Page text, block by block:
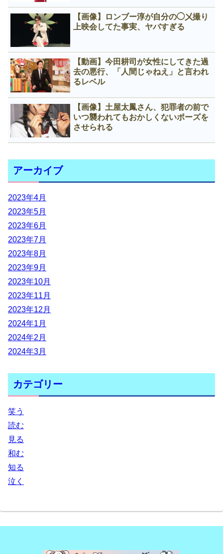
【画像】ロンブー淳が自分の◯㐅撮り
上映会してた事実、ヤバすぎる
【動画】今田耕司が女性にしてきた過
去の悪行、「人間じゃねえ」と言われ
るレベル
【画像】土屋太鳳さん、犯罪者の前で
いつ襲われてもおかしくないポーズを
させられる
アーカイブ
2023年4月
2023年5月
2023年6月
2023年7月
2023年8月
2023年9月
2023年10月
2023年11月
2023年12月
2024年1月
2024年2月
2024年3月
カテゴリー
笑う
読む
見る
和む
知る
泣く